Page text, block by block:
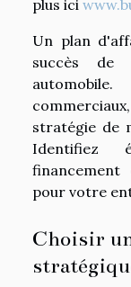
plus ici
Un plan
succès de
stratégie de
Identifiez
pour votre
Choisir